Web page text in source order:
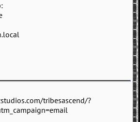
tribesascend/?